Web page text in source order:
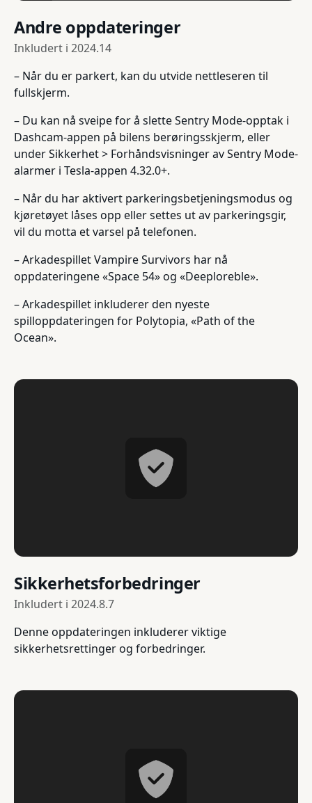
Andre oppdateringer
Inkludert i 2024.14
– Når du er parkert, kan du utvide nettleseren til
fullskjerm.
– Du kan nå sveipe for å slette Sentry Mode-opptak i
Dashcam-appen på bilens berøringsskjerm, eller
under Sikkerhet > Forhåndsvisninger av Sentry Mode-
alarmer i Tesla-appen 4.32.0+.
– Når du har aktivert parkeringsbetjeningsmodus og
kjøretøyet låses opp eller settes ut av parkeringsgir,
vil du motta et varsel på telefonen.
– Arkadespillet Vampire Survivors har nå
oppdateringene «Space 54» og «Deeploreble».
– Arkadespillet inkluderer den nyeste
spilloppdateringen for Polytopia, «Path of the
Ocean».
Sikkerhetsforbedringer
Inkludert i 2024.8.7
Denne oppdateringen inkluderer viktige
sikkerhetsrettinger og forbedringer.